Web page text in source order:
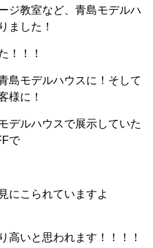
ジ教室など、青島モデルハ
ました！
！！！
島モデルハウスに！そして
様に！
デルハウスで展示していた
で
にこられていますよ
高いと思われます！！！！